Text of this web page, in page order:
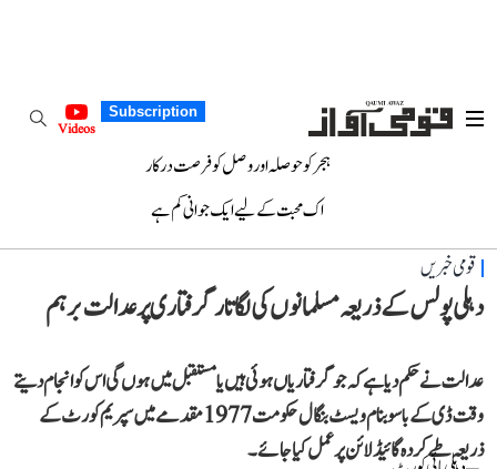
Subscription
Videos
ہجر کو حوصلہ اور وصل کو فرصت درکار
اک محبت کے لیے ایک جوانی کم ہے
قومی خبریں
دہلی پولس کے ذریعہ مسلمانوں کی لگاتار گرفتاری پر عدالت برہم
عدالت نے حکم دیا ہے کہ جو گرفتاریاں ہوئی ہیں یا مستقبل میں ہوں گی اس کو انجام دیتے
وقت ڈی کے باسو بنام ویسٹ بنگال حکومت 1977 مقدمے میں سپریم کورٹ کے
ذریعہ طے کردہ گائیڈ لائن پر عمل کیا جائے۔